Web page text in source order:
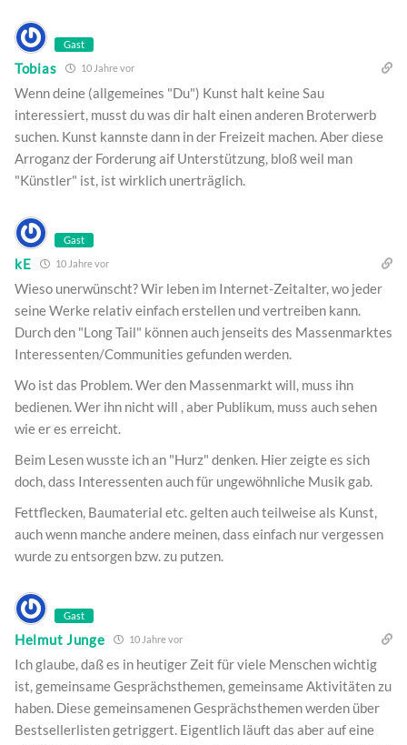
Gast
Tobias 10 Jahre vor
Wenn deine (allgemeines "Du") Kunst halt keine Sau
interessiert, musst du was dir halt einen anderen Broterwerb
suchen. Kunst kannste dann in der Freizeit machen. Aber diese
Arroganz der Forderung aif Unterstützung, bloß weil man
"Künstler" ist, ist wirklich unerträglich.
Gast
kE 10 Jahre vor
Wieso unerwünscht? Wir leben im Internet-Zeitalter, wo jeder
seine Werke relativ einfach erstellen und vertreiben kann.
Durch den "Long Tail" können auch jenseits des Massenmarktes
Interessenten/Communities gefunden werden.
Wo ist das Problem. Wer den Massenmarkt will, muss ihn
bedienen. Wer ihn nicht will , aber Publikum, muss auch sehen
wie er es erreicht.
Beim Lesen wusste ich an "Hurz" denken. Hier zeigte es sich
doch, dass Interessenten auch für ungewöhnliche Musik gab.
Fettflecken, Baumaterial etc. gelten auch teilweise als Kunst,
auch wenn manche andere meinen, dass einfach nur vergessen
wurde zu entsorgen bzw. zu putzen.
Gast
Helmut Junge 10 Jahre vor
Ich glaube, daß es in heutiger Zeit für viele Menschen wichtig
ist, gemeinsame Gesprächsthemen, gemeinsame Aktivitäten zu
haben. Diese gemeinsamenen Gesprächsthemen werden über
Bestsellerlisten getriggert. Eigentlich läuft das aber auf eine